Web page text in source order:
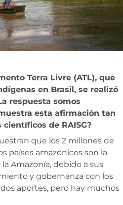
Terra Livre (ATL), que
en Brasil, se realizó
respuesta somos
esta afirmación tan
de RAISG?
que los 2 millones de
países amazónicos son la
Amazonía, debido a sus
y gobernanza con los
aportes, pero hay muchos